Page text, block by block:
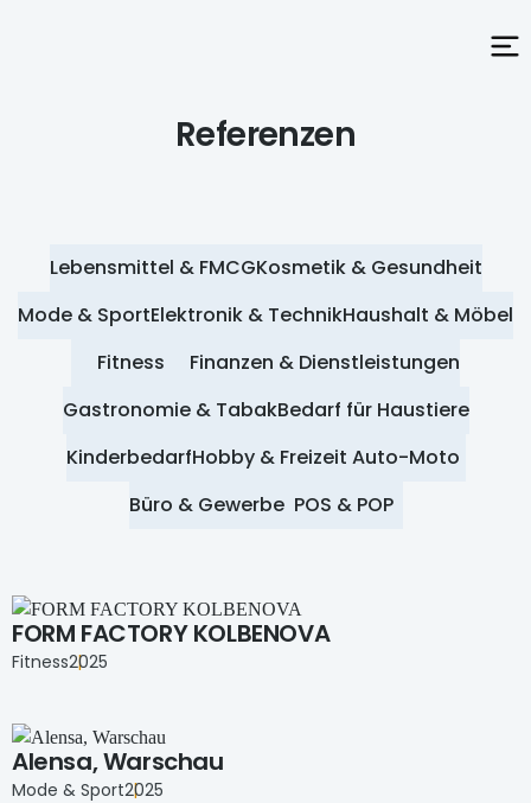
Referenzen
Lebensmittel & FMCGKosmetik & Gesundheit
Mode & SportElektronik & TechnikHaushalt & Möbel
Fitness
Finanzen & Dienstleistungen
Gastronomie & TabakBedarf für Haustiere
KinderbedarfHobby & Freizeit Auto-Moto
Büro & Gewerbe POS & POP
FORM FACTORY KOLBENOVA
Fitness2025
Alensa, Warschau
Mode & Sport2025